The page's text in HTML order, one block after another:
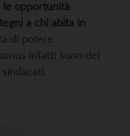
le opportunità
a chi abita in
di potere
infatti sono del